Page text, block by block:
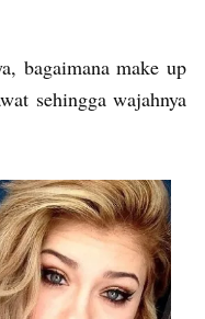
bagaimana make up
sehingga wajahnya